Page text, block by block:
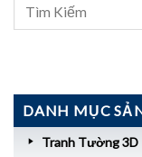
DANH MỤC
Tranh Tường 3D